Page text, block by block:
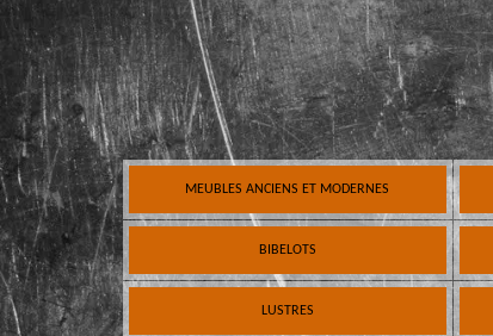
MEUBLES ANCIENS ET MODERNES
BIBELOTS
LUSTRES